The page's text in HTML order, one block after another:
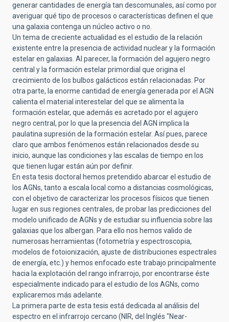
generar cantidades de energía tan descomunales, así como por
averiguar qué tipo de procesos o características definen el que
una galaxia contenga un núcleo activo o no.
Un tema de creciente actualidad es el estudio de la relación
existente entre la presencia de actividad nuclear y la formación
estelar en galaxias. Al parecer, la formación del agujero negro
central y la formación estelar primordial que origina el
crecimiento de los bulbos galácticos están relacionadas. Por
otra parte, la enorme cantidad de energía generada por el AGN
calienta el material interestelar del que se alimenta la
formación estelar, que además es acretado por el agujero
negro central, por lo que la presencia del AGN implica la
paulatina supresión de la formación estelar. Así pues, parece
claro que ambos fenómenos están relacionados desde su
inicio, aunque las condiciones y las escalas de tiempo en los
que tienen lugar están aún por definir.
En esta tesis doctoral hemos pretendido abarcar el estudio de
los AGNs, tanto a escala local como a distancias cosmológicas,
con el objetivo de caracterizar los procesos físicos que tienen
lugar en sus regiones centrales, de probar las predicciones del
modelo unificado de AGNs y de estudiar su influencia sobre las
galaxias que los albergan. Para ello nos hemos valido de
numerosas herramientas (fotometría y espectroscopia,
modelos de fotoionización, ajuste de distribuciones espectrales
de energía, etc.) y hemos enfocado este trabajo principalmente
hacia la explotación del rango infrarrojo, por encontrarse éste
especialmente indicado para el estudio de los AGNs, como
explicaremos más adelante.
La primera parte de esta tesis está dedicada al análisis del
espectro en el infrarrojo cercano (NIR, del Inglés "Near-